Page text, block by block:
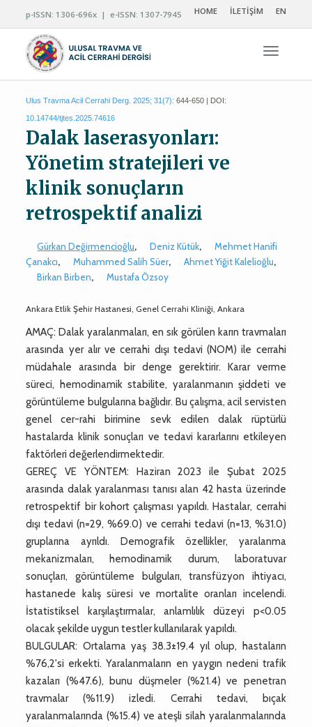
p-ISSN: 1306-696x | e-ISSN: 1307-7945 HOME İLETİŞİM EN
Ulus Travma Acil Cerrahi Derg. 2025; 31(7): 644-650 | DOI:
10.14744/tjtes.2025.74616
Dalak laserasyonları:
Yönetim stratejileri ve
klinik sonuçların
retrospektif analizi
Gürkan Değirmencioğlu, Deniz Kütük,
Mehmet Hanifi
Çanakcı, Muhammed Salih Süer, Ahmet Yiğit Kalelioğlu,
Birkan Birben, Mustafa Özsoy
Ankara Etlik Şehir Hastanesi, Genel Cerrahi Kliniği, Ankara
AMAÇ: Dalak yaralanmaları, en sık görülen karın travmaları
arasında yer alır ve cerrahi dışı tedavi (NOM) ile cerrahi
müdahale arasında bir denge gerektirir. Karar verme
süreci, hemodinamik stabilite, yaralanmanın şiddeti ve
görüntüleme bulgularına bağlıdır. Bu çalışma, acil servisten
genel cer-rahi birimine sevk edilen dalak rüptürlü
hastalarda klinik sonuçları ve tedavi kararlarını etkileyen
faktörleri değerlendirmektedir.
GEREÇ VE YÖNTEM: Haziran 2023 ile Şubat 2025
arasında dalak yaralanması tanısı alan 42 hasta üzerinde
retrospektif bir kohort çalışması yapıldı. Hastalar, cerrahi
dışı tedavi (n=29, %69.0) ve cerrahi tedavi (n=13, %31.0)
gruplarına ayrıldı. Demografik özellikler, yaralanma
mekanizmaları, hemodinamik durum, laboratuvar
sonuçları, görüntüleme bulguları, transfüzyon ihtiyacı,
hastanede kalış süresi ve mortalite oranları incelendi.
İstatistiksel karşılaştırmalar, anlamlılık düzeyi p<0.05
olacak şekilde uygun testler kullanılarak yapıldı.
BULGULAR: Ortalama yaş 38.3±19.4 yıl olup, hastaların
%76,2'si erkekti. Yaralanmaların en yaygın nedeni trafik
kazaları (%47.6), bunu düşmeler (%21.4) ve penetran
travmalar (%11.9) izledi. Cerrahi tedavi, bıçak
yaralanmalarında (%15.4) ve ateşli silah yaralanmalarında